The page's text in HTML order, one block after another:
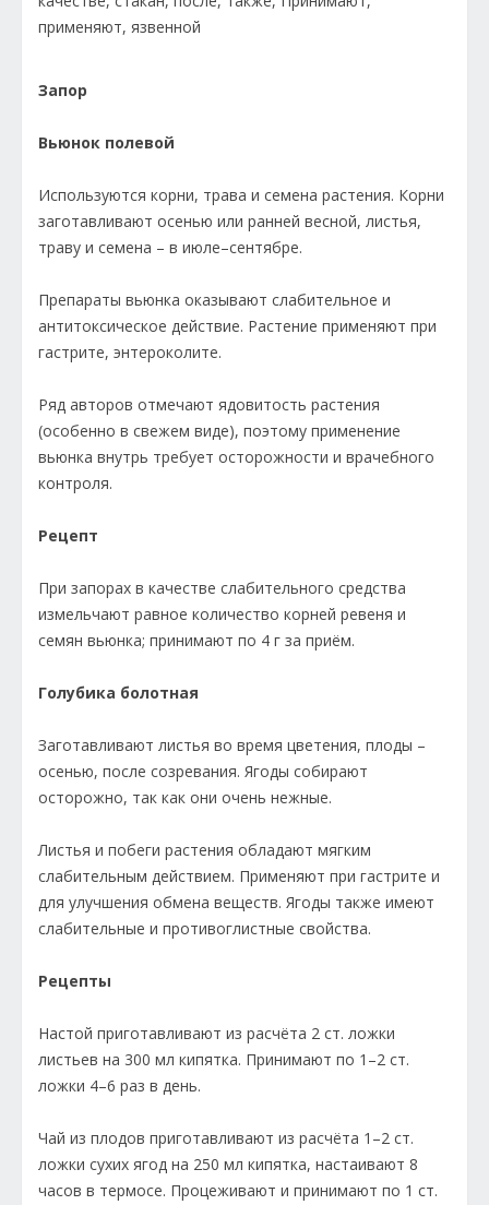
Запор
Вьюнок полевой
Используются корни, трава и семена растения. Корни
заготавливают осенью или ранней весной, листья,
траву и семена – в июле–сентябре.
Препараты вьюнка оказывают слабительное и
антитоксическое действие. Растение применяют при
гастрите, энтероколите.
Ряд авторов отмечают ядовитость растения
(особенно в свежем виде), поэтому применение
вьюнка внутрь требует осторожности и врачебного
контроля.
Рецепт
При запорах в каче­стве слабительного средства
измельчают равное количе­ство корней ревеня и
семян вьюнка; принимают по 4 г за приём.
Голубика болотная
Заготавливают листья во время цветения, плоды –
осенью, после созревания. Ягоды собирают
осторожно, так как они очень нежные.
Листья и побеги растения обладают мягким
слабительным действием. Применяют при гастрите и
для улучшения обмена веществ. Ягоды также имеют
слабительные и противоглистные свойства.
Рецепты
Настой приготавливают из расчёта 2 ст. ложки
листьев на 300 мл кипятка. Принимают по 1–2 ст.
ложки 4–6 раз в день.
Чай из плодов приготавливают из расчёта 1–2 ст.
ложки сухих ягод на 250 мл кипятка, настаивают 8
часов в термосе. Процеживают и принимают по 1 ст.